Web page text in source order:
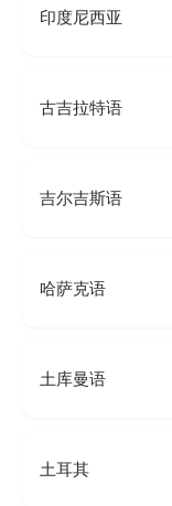
印度尼西亚
古吉拉特语
吉尔吉斯语
哈萨克语
土库曼语
土耳其